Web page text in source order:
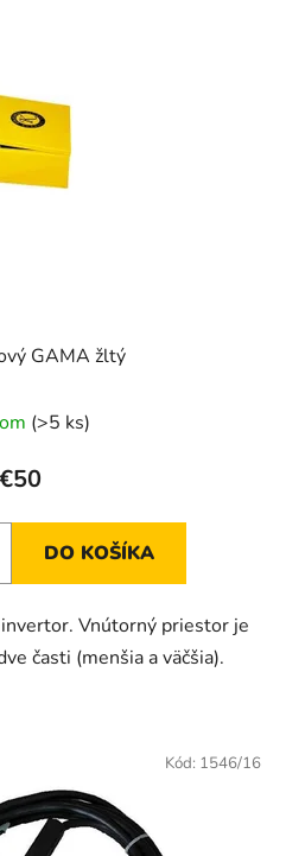
GAMA žltý
(>5 ks)
€50
DO KOŠÍKA
Vnútorný priestor je
časti (menšia a väčšia).
Kód: 1546/16